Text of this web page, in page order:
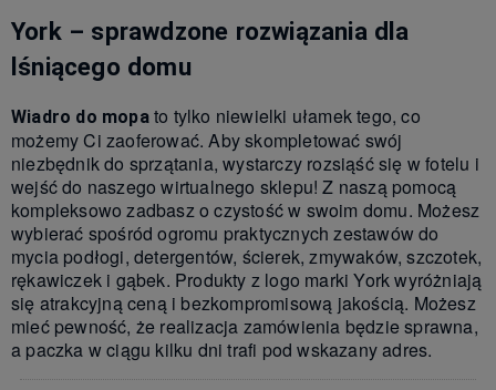
York – sprawdzone rozwiązania dla
lśniącego domu
Wiadro do mopato tylko niewielki ułamek tego, co
możemy Ci zaoferować. Aby skompletować swój
niezbędnik do sprzątania, wystarczy rozsiąść się w fotelu i
wejść do naszego wirtualnego sklepu! Z naszą pomocą
kompleksowo zadbasz o czystość w swoim domu. Możesz
wybierać spośród ogromu praktycznych zestawów do
mycia podłogi, detergentów, ścierek, zmywaków, szczotek,
rękawiczek i gąbek. Produkty z logo marki York wyróżniają
się atrakcyjną ceną i bezkompromisową jakością. Możesz
mieć pewność, że realizacja zamówienia będzie sprawna,
a paczka w ciągu kilku dni trafi pod wskazany adres.